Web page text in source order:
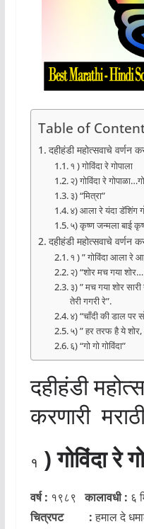
Table of
दहीहंडी महोत्सवाचे वर्णन
१ ) गोविंदा रे गोपाला
२) गोविंदा रे
३) “मित्रा”
४) आला रे यंदा डॅशिंग
५) कृष्ण जन्मला बाई
दहीहंडी महोत्सवाचे वर्णन
१ ) ” गोविंदा आला रे
२) “शोर मच गया
३) ” मच गया शोर
तेरी गगरी रे”.
४) “चाँदी की डाल पर
५) ” हर तरफ है ये
६) “गो गो गोविंदा”
दहीहंडी
करणारी
१ ) गोविंदा रे
वर्ष : १९८९कालावधी : ६
चित्रपट :हमाल दे